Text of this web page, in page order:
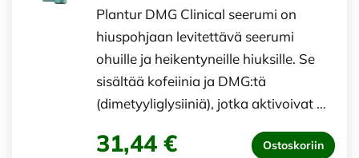
Plantur DMG Clinical seerumi on
hiuspohjaan levitettävä seerumi
ohuille ja heikentyneille hiuksille. Se
sisältää kofeiinia ja DMG:tä
(dimetyyliglysiiniä), jotka aktivoivat …
31,44 € Ostoskoriin